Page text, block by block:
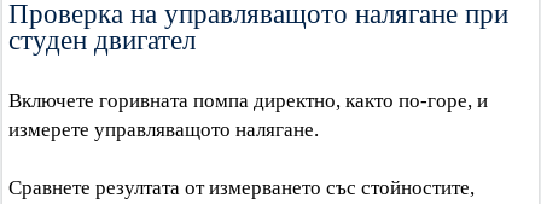
Проверка на управляващото налягане при
студен двигател
Включете горивната помпа директно, както по-горе, и
измерете управляващото налягане.
Сравнете резултата от измерването със стойностите,